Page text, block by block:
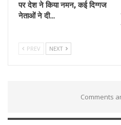
पर देश ने किया नमन, कई दिग्गज
नेताओं ने दी…
PREV NEXT
Comments